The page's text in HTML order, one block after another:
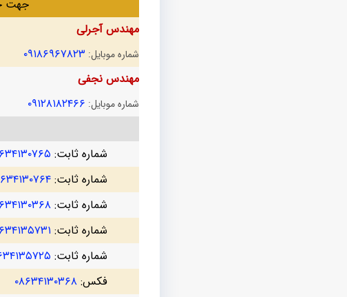
جهت
مهندس آجرلی
شماره موبایل: ۰۹۱۸۶۹۶۷۸۲۳
مهندس نجفی
شماره موبایل: ۰۹۱۲۸۱۸۲۴۶۶
شماره ثابت:
شماره ثابت:
شماره ثابت:
شماره ثابت:
شماره ثابت:
فکس: ۰۸۶۳۴۱۳۰۳۶۸